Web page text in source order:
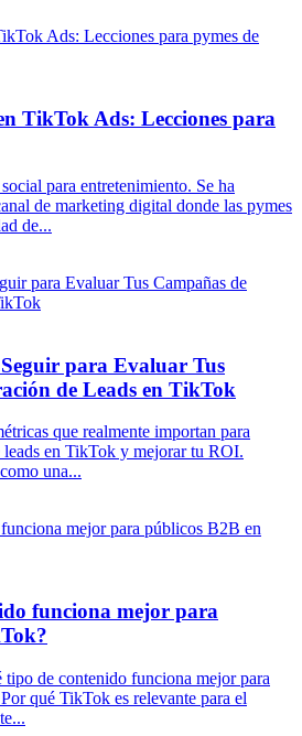
TikTok Ads: Lecciones para
para entretenimiento. Se ha
de marketing digital donde las pymes
de...
para Evaluar Tus
de Leads en TikTok
que realmente importan para
leads en TikTok y mejorar tu ROI.
una...
funciona mejor para
de contenido funciona mejor para
qué TikTok es relevante para el